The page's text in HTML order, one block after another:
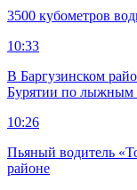
3500 кубометров
10:33
В Баргузинском
Бурятии по лыжным
10:26
Пьяный водитель
районе